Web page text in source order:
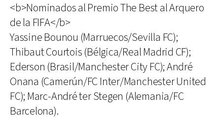
<b>Nominados al Premio The Best al Arquero
de la FIFA</b>
Yassine Bounou (Marruecos/Sevilla FC);
Thibaut Courtois (Bélgica/Real Madrid CF);
Ederson (Brasil/Manchester City FC); André
Onana (Camerún/FC Inter/Manchester United
FC); Marc-André ter Stegen (Alemania/FC
Barcelona).